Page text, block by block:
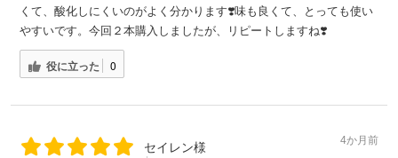
くて、酸化しにくいのがよく分かります❣️味も良くて、とっても使い
やすいです。今回２本購入しましたが、リピートしますね❣️
役に立った 0
セイレン様 4か月前